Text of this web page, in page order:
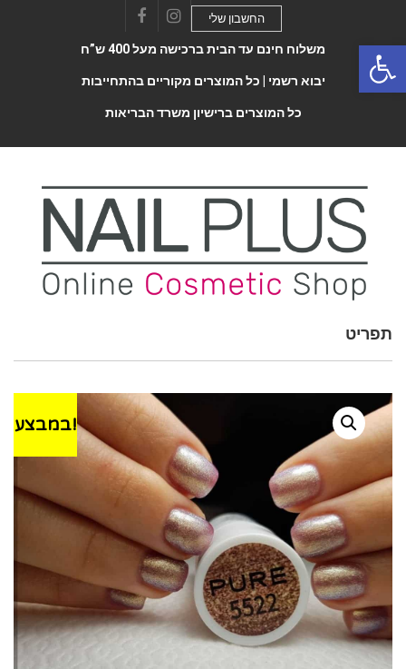
FacebookInstagram
החשבון שלי
משלוח חינם עד הבית ברכישה מעל 400 ש”ח
יבוא רשמי | כל המוצרים מקוריים בהתחייבות
כל המוצרים ברישיון משרד הבריאות
Toggle
תפריט
במבצע!